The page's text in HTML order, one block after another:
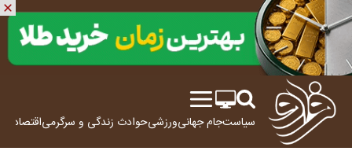
سیاستجام جهانیورزشیحوادث زندگی و سرگرمیاقتصاد